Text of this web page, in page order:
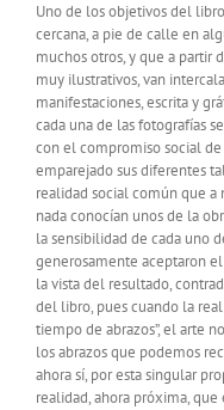
Uno de los objetivos del
cercana, a pie de calle en
muchos otros, y que a partir
muy ilustrativos, van
manifestaciones, escrita y
cada una de las fotografías
con el compromiso social
emparejado sus diferentes
realidad social común que
nada conocían unos de la
la sensibilidad de cada uno
generosamente aceptaron
la vista del resultado,
del libro, pues cuando la
tiempo de abrazos”, el arte
los abrazos que podemos
ahora sí, por esta singular
realidad, ahora próxima,